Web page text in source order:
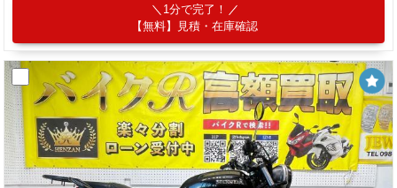
1分で完了！
【無料】見積・在庫確認